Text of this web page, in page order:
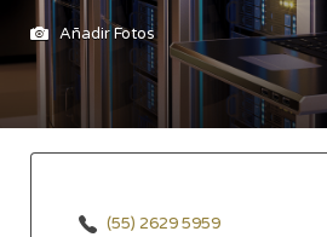
Añadir Fotos
(55) 2629 5959